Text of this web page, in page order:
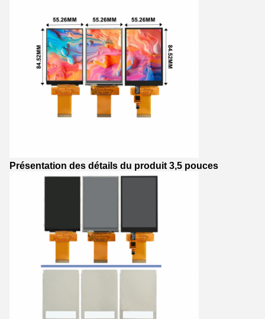
Présentation des détails du produit 3,5 pouces